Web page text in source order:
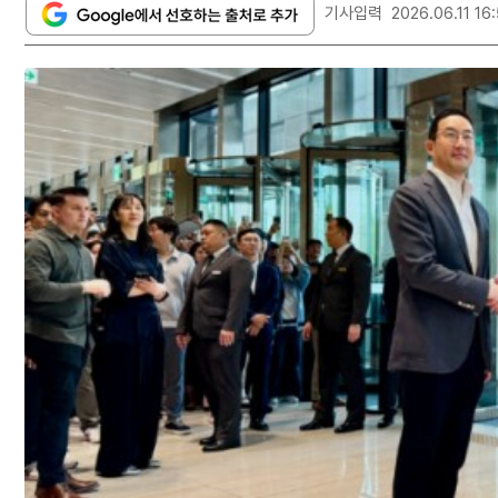
기사입력 2026.06.11